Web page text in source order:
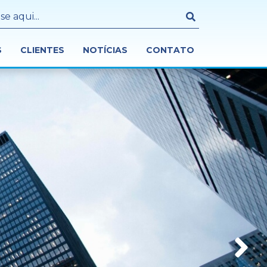
CLIENTES NOTÍCIAS CONTATO